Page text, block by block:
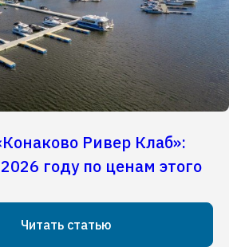
Ривер Клаб»:
году по ценам этого
Читать статью